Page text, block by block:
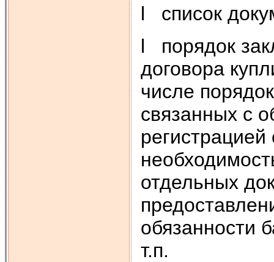
l список
l порядок
договора
числе
связанных с
отдельных
обязанности
т.п.